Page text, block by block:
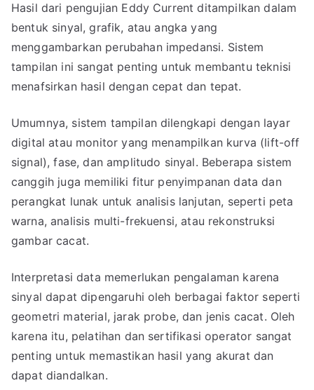
Hasil dari pengujian Eddy Current ditampilkan dalam
bentuk sinyal, grafik, atau angka yang
menggambarkan perubahan impedansi. Sistem
tampilan ini sangat penting untuk membantu teknisi
menafsirkan hasil dengan cepat dan tepat.
Umumnya, sistem tampilan dilengkapi dengan layar
digital atau monitor yang menampilkan kurva (lift-off
signal), fase, dan amplitudo sinyal. Beberapa sistem
canggih juga memiliki fitur penyimpanan data dan
perangkat lunak untuk analisis lanjutan, seperti peta
warna, analisis multi-frekuensi, atau rekonstruksi
gambar cacat.
Interpretasi data memerlukan pengalaman karena
sinyal dapat dipengaruhi oleh berbagai faktor seperti
geometri material, jarak probe, dan jenis cacat. Oleh
karena itu, pelatihan dan sertifikasi operator sangat
penting untuk memastikan hasil yang akurat dan
dapat diandalkan.